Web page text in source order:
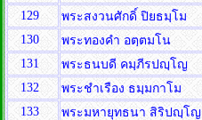
129
พระสงวนศักดิ์ ปิยธมฺโม
130
พระทองคำ อตฺตมโน
131
พระธนบดี คมฺภีรปญฺโญ
132
พระชำเรือง ธมฺมกาโม
133
พระมหายุทธนา สิริปญฺโญ